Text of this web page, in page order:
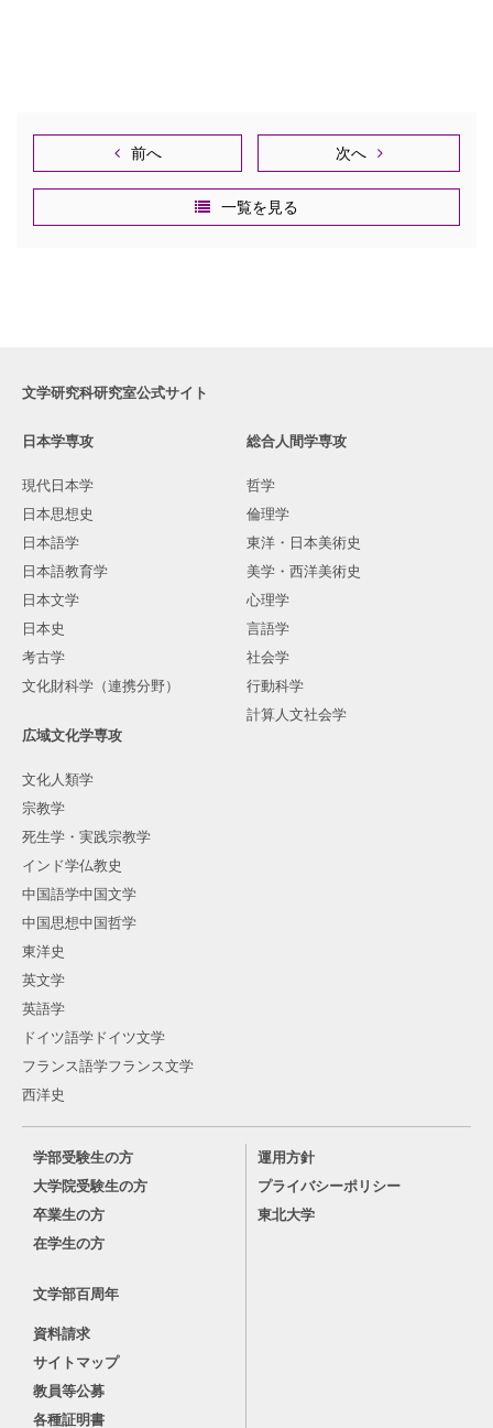
前へ
一覧を見る
次へ
文学研究科研究室公式サイト
日本学専攻
現代日本学
日本思想史
日本語学
日本語教育学
日本文学
日本史
考古学
文化財科学（連携分野）
総合人間学専攻
哲学
倫理学
東洋・日本美術史
美学・西洋美術史
心理学
言語学
社会学
行動科学
計算人文社会学
広域文化学専攻
文化人類学
宗教学
死生学・実践宗教学
インド学仏教史
中国語学中国文学
中国思想中国哲学
東洋史
英文学
英語学
ドイツ語学ドイツ文学
フランス語学フランス文学
西洋史
学部受験生の方
大学院受験生の方
卒業生の方
在学生の方
文学部百周年
資料請求
サイトマップ
教員等公募
各種証明書
運用方針
プライバシーポリシー
東北大学